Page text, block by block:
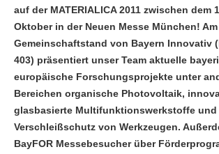
auf der MATERIALICA 2011 zwischen dem
Oktober in der Neuen Messe München! Am
Gemeinschaftstand von Bayern Innovativ
403) präsentiert unser Team aktuelle
europäische Forschungsprojekte unter
Bereichen organische Photovoltaik,
glasbasierte Multifunktionswerkstoffe und
Verschleißschutz von Werkzeugen.
BayFOR Messebesucher über